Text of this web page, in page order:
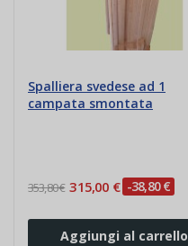
Spalliera svedese ad 1
campata smontata
353,80 € 315,00 € -38,80 €
Aggiungi al carrello